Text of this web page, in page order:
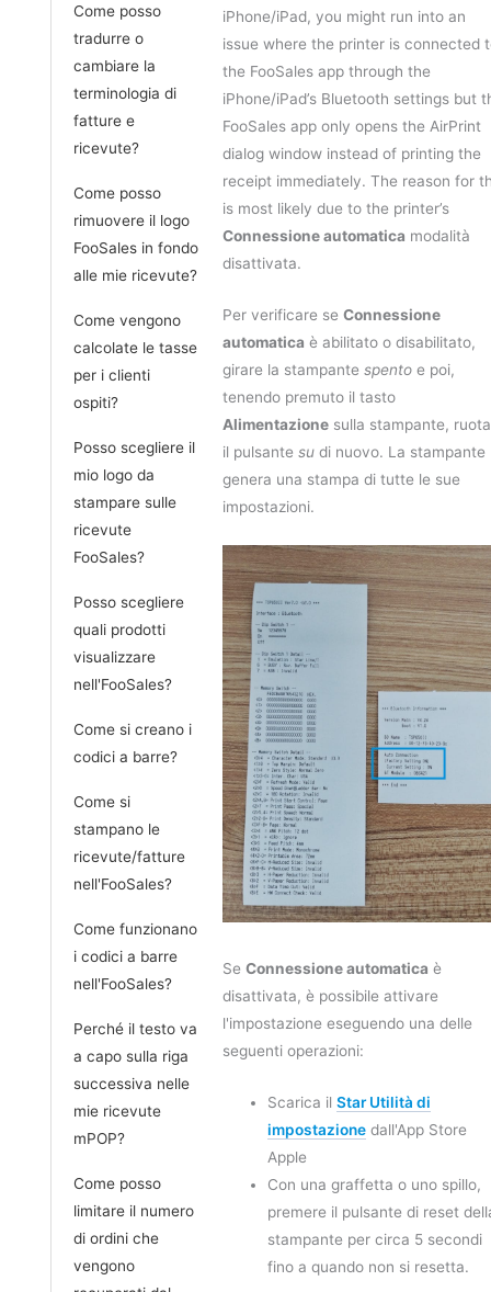
Come posso
tradurre o
cambiare la
terminologia di
fatture e
ricevute?
Come posso
rimuovere il logo
FooSales in fondo
alle mie ricevute?
Come vengono
calcolate le tasse
per i clienti
ospiti?
Posso scegliere il
mio logo da
stampare sulle
ricevute
FooSales?
Posso scegliere
quali prodotti
visualizzare
nell'FooSales?
Come si creano i
codici a barre?
Come si
stampano le
ricevute/fatture
nell'FooSales?
Come funzionano
i codici a barre
nell'FooSales?
Perché il testo va
a capo sulla riga
successiva nelle
mie ricevute
mPOP?
Come posso
limitare il numero
di ordini che
vengono
iPhone/iPad, you might run into an
issue where the printer is connected
the FooSales app through the
iPhone/iPad’s Bluetooth settings but
FooSales app only opens the AirPrint
dialog window instead of printing the
receipt immediately. The reason for
is most likely due to the printer’s
Connessione automatica modalità
disattivata.
Per verificare se Connessione
automatica è abilitato o disabilitato,
girare la stampante spento e poi,
tenendo premuto il tasto
Alimentazione sulla stampante,
il pulsante su di nuovo. La stampante
genera una stampa di tutte le sue
impostazioni.
Se Connessione automatica è
disattivata, è possibile attivare
l'impostazione eseguendo una delle
seguenti operazioni:
Scarica ilStar Utilità di
impostazione dall'App Store
Apple
Con una graffetta o uno spillo,
premere il pulsante di reset
stampante per circa 5 secondi
fino a quando non si resetta.